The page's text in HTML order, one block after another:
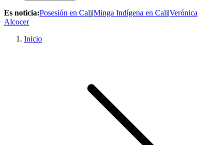
Es noticia:Posesión en Cali|Minga Indígena en Cali|Verónica
Alcocer
Inicio